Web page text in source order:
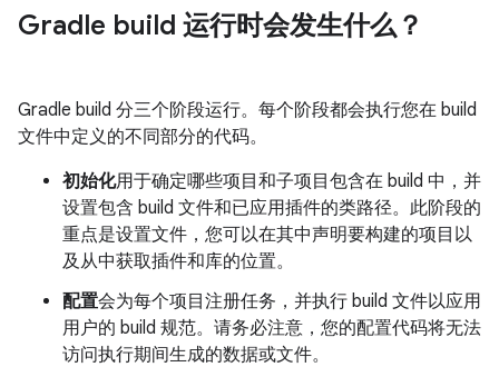
Gradle build 运行时会发生什么？
Gradle build 分三个阶段运行。每个阶段都会执行您在 build
文件中定义的不同部分的代码。
初始化用于确定哪些项目和子项目包含在 build 中，并
设置包含 build 文件和已应用插件的类路径。此阶段的
重点是设置文件，您可以在其中声明要构建的项目以
及从中获取插件和库的位置。
配置会为每个项目注册任务，并执行 build 文件以应用
用户的 build 规范。请务必注意，您的配置代码将无法
访问执行期间生成的数据或文件。